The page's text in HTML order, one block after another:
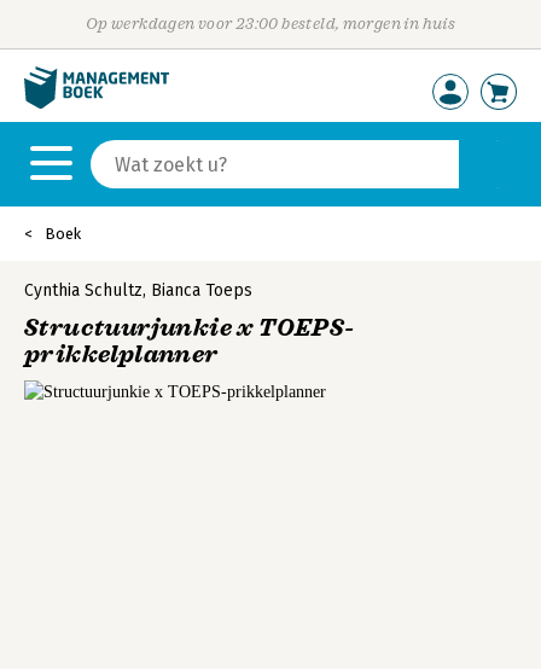
Op werkdagen voor 23:00 besteld, morgen in huis
Boek
Cynthia Schultz, Bianca Toeps
Structuurjunkie x TOEPS-
prikkelplanner